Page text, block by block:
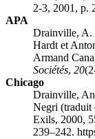
2-3, 2001, p.
APA
Drainville, A.
Hardt et
Armand
Sociétés, 20
Chicago
Drainville,
Negri (traduit
Exils, 2000,
239–242.